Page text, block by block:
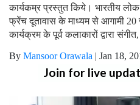
कार्यकम्र प्रस्तुत किये। भारतीय
फ्रेंच दूतावास के माध्यम से आगामी 20
कार्यक्रम के पूर्व कलाकारों द्वारा
By Mansoor Orawala | Jan 18,
Join for live